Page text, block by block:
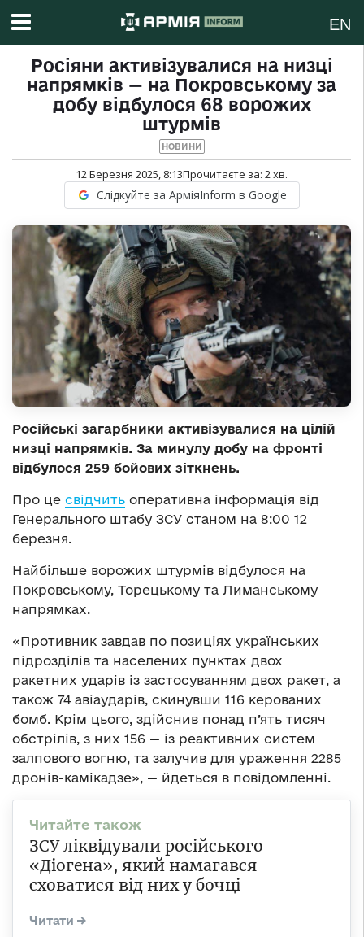
EN
Росіяни активізувалися на низці
напрямків — на Покровському за
добу відбулося 68 ворожих
штурмів
НОВИНИ
12 Березня 2025, 8:13Прочитаєте за: 2хв.
Слідкуйте за АрміяInform в Google
Російські загарбники активізувалися на цілій
низці напрямків. За минулу добу на фронті
відбулося 259 бойових зіткнень.
Про це свідчить оперативна інформація від
Генерального штабу ЗСУ станом на 8:00 12
березня.
Найбільше ворожих штурмів відбулося на
Покровському, Торецькому та Лиманському
напрямках.
«Противник завдав по позиціях українських
підрозділів та населених пунктах двох
ракетних ударів із застосуванням двох ракет, а
також 74 авіаударів, скинувши 116 керованих
бомб. Крім цього, здійснив понад п’ять тисяч
обстрілів, з них 156 — із реактивних систем
залпового вогню, та залучив для ураження 2285
дронів-камікадзе», — йдеться в повідомленні.
ЗСУ ліквідували російського
«Діогена», який намагався
сховатися від них у бочці